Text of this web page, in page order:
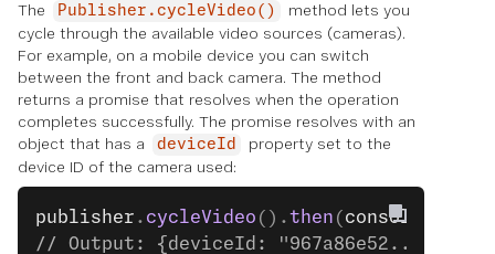
The
Publisher.cycleVideo()
method lets you
cycle through the available video sources (cameras).
For example, on a mobile device you can switch
between the front and back camera. The method
returns a promise that resolves when the operation
completes successfully. The promise resolves with an
object that has a
deviceId
property set to the
device ID of the camera used:
publisher . cycleVideo ().then ( console
// Output: {deviceId: "967a86e52..."}